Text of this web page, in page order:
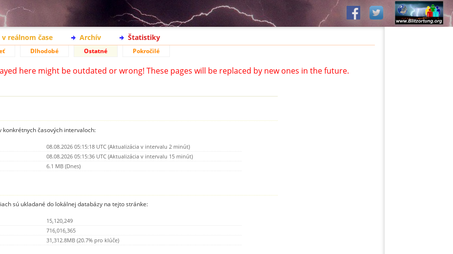
reálnom čase Archív Štatistiky
Dlhodobé Ostatné Pokročilé
here might be outdated or wrong! These pages will be replaced by new ones in the future.
časových intervaloch:
08.08.2026 05:15:18 UTC (Aktualizácia v intervalu 2 minút)
08.08.2026 05:15:36 UTC (Aktualizácia v intervalu 15 minút)
6.1 MB (Dnes)
sú ukladané do lokálnej databázy na tejto stránke:
15,120,249
716,016,365
31,312.8MB (20.7% pro klúče)